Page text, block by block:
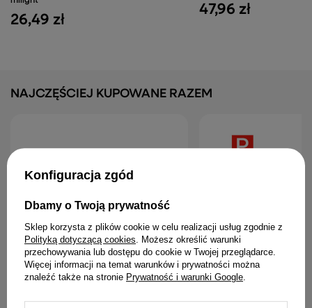
26,49 zł
47,96 zł
NAJCZĘŚCIEJ KUPOWANE RAZEM
SkyDance DA4-D 4-kanałowy dimmer
PrimoLight Profil
Konfiguracja zgód
Dbamy o Twoją prywatność
Sklep korzysta z plików cookie w celu realizacji usług zgodnie z
Polityką dotyczącą cookies. Możesz określić warunki
przechowywania lub dostępu do cookie w Twojej przeglądarce.
Więcej informacji na temat warunków i prywatności można
znaleźć także na stronie Prywatność i warunki Google.